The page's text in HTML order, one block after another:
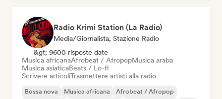
Radio Krimi Station (La Radio)
Media/Giornalista, Stazione Radio
&gt; 9600 risposte date
Musica africanaAfrobeat / AfropopMusica araba
Musica asiaticaBeats / Lo-fi
Scrivere articoliTrasmettere artisti alla radio
Bossa nova Musica africana
Afrobeat / Afropop